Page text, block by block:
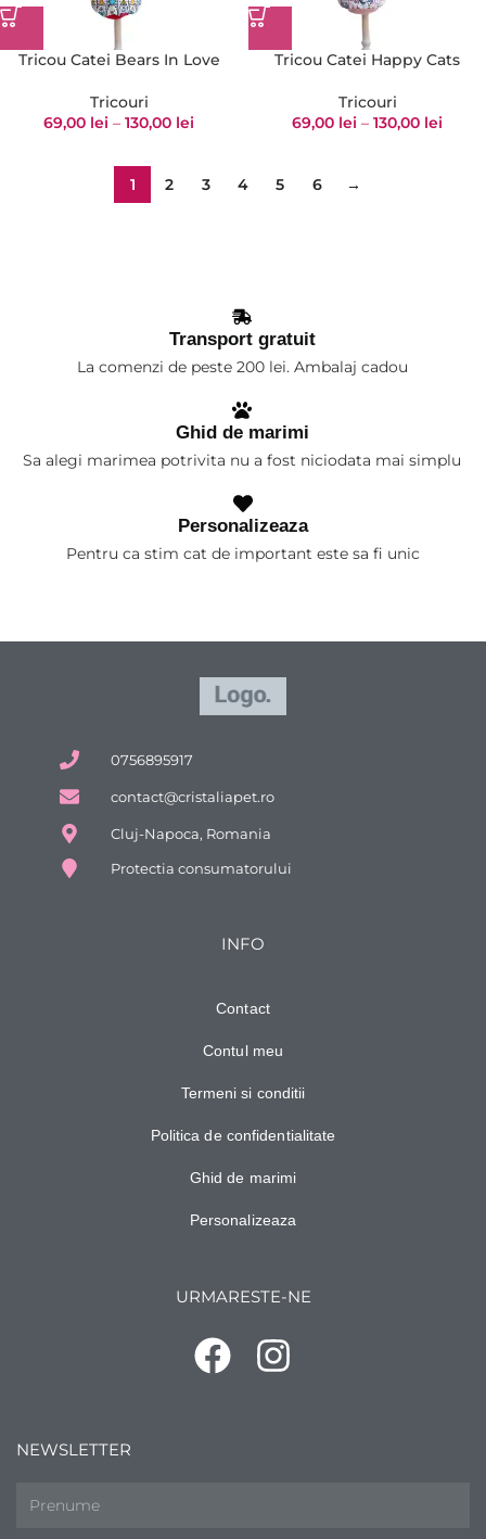
Tricou Catei Bears In Love
Tricouri
69,00 lei – 130,00 lei
Tricou Catei Happy Cats
Tricouri
69,00 lei – 130,00 lei
1 2 3 4 5 6 →
Transport gratuit
La comenzi de peste 200 lei. Ambalaj cadou
Ghid de marimi
Sa alegi marimea potrivita nu a fost niciodata mai simplu
Personalizeaza
Pentru ca stim cat de important este sa fi unic
0756895917
contact@cristaliapet.ro
Cluj-Napoca, Romania
Protectia consumatorului
INFO
Contact
Contul meu
Termeni si conditii
Politica de confidentialitate
Ghid de marimi
Personalizeaza
URMARESTE-NE
NEWSLETTER